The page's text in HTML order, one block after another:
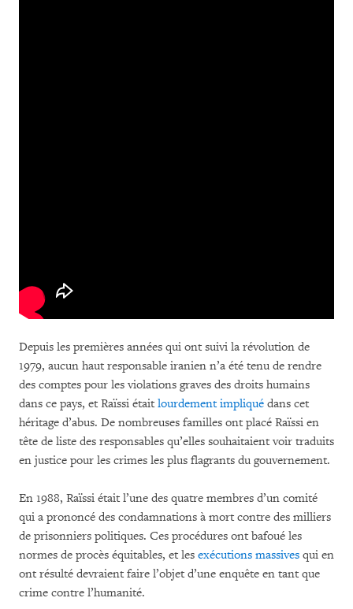
Depuis les premières années qui ont suivi la révolution de
1979, aucun haut responsable iranien n’a été tenu de rendre
des comptes pour les violations graves des droits humains
dans ce pays, et Raïssi était lourdement impliqué dans cet
héritage d’abus. De nombreuses familles ont placé Raïssi en
tête de liste des responsables qu’elles souhaitaient voir traduits
en justice pour les crimes les plus flagrants du gouvernement.
En 1988, Raïssi était l’une des quatre membres d’un comité
qui a prononcé des condamnations à mort contre des milliers
de prisonniers politiques. Ces procédures ont bafoué les
normes de procès équitables, et les exécutions massives qui en
ont résulté devraient faire l’objet d’une enquête en tant que
crime contre l’humanité.